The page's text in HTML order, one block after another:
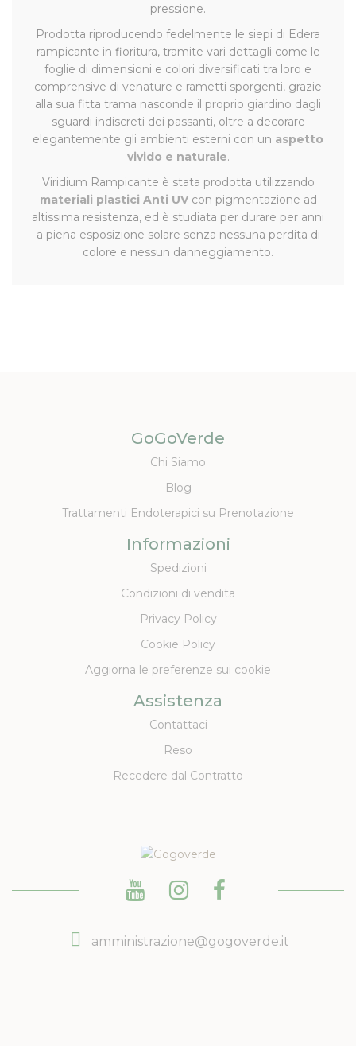
pressione.
Prodotta riproducendo fedelmente le siepi di Edera
rampicante in fioritura, tramite vari dettagli come le
foglie di dimensioni e colori diversificati tra loro e
comprensive di venature e rametti sporgenti, grazie
alla sua fitta trama nasconde il proprio giardino dagli
sguardi indiscreti dei passanti, oltre a decorare
elegantemente gli ambienti esterni con un aspetto
vivido e naturale.
Viridium Rampicante è stata prodotta utilizzando
materiali plastici Anti UVcon pigmentazione ad
altissima resistenza, ed è studiata per durare per anni
a piena esposizione solare senza nessuna perdita di
colore e nessun danneggiamento.
GoGoVerde
Chi Siamo
Blog
Trattamenti Endoterapici su Prenotazione
Informazioni
Spedizioni
Condizioni di vendita
Privacy Policy
Cookie Policy
Aggiorna le preferenze sui cookie
Assistenza
Contattaci
Reso
Recedere dal Contratto
amministrazione@gogoverde.it